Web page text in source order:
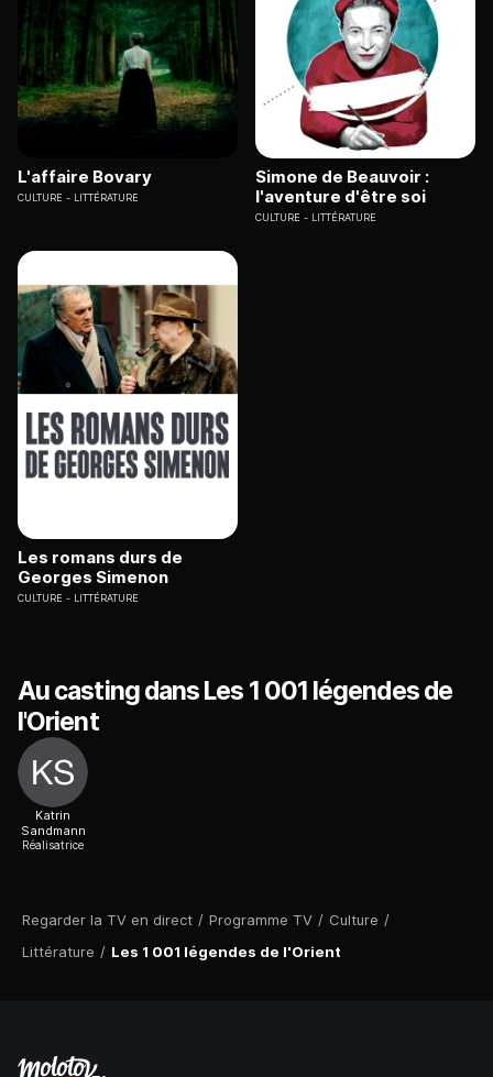
Regarder la TV en direct / Programme TV / Culture /
Littérature / Les 1 001 légendes de l'Orient
L'affaire Bovary
CULTURE LITTÉRATURE
Simone de Beauvoir :
l'aventure d'être soi
CULTURE LITTÉRATURE
Les romans durs de
Georges Simenon
CULTURE LITTÉRATURE
Au casting dans Les 1 001 légendes de
l'Orient
Katrin
Sandmann
Réalisatrice